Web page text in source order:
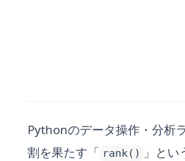
Pythonのデータ操作・分析
割を果たす「 rank()
」と